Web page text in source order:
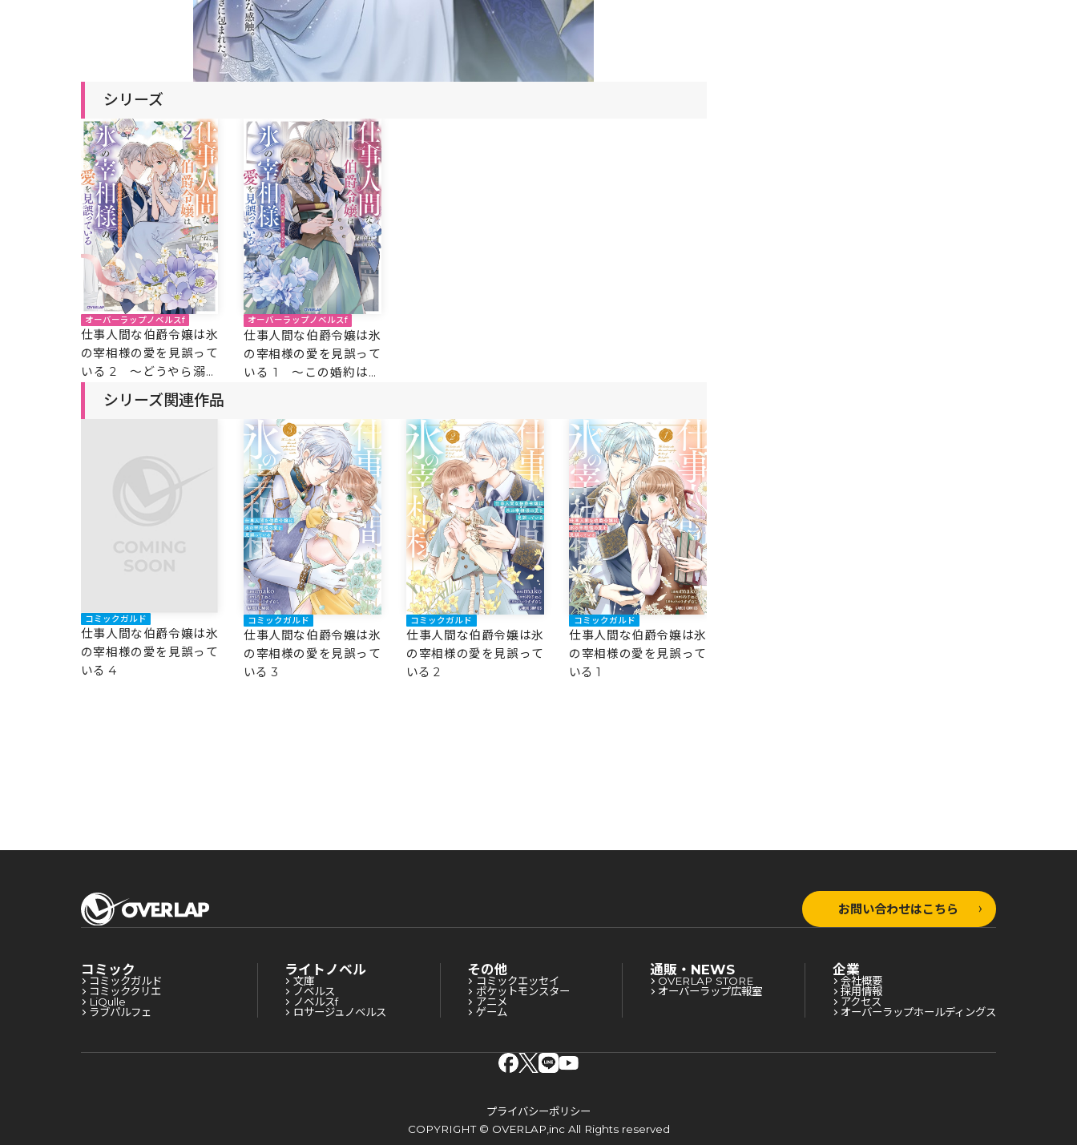
シリーズ
オーバーラップノベルスf
仕事人間な伯爵令嬢は氷
の宰相様の愛を見誤って
いる 2 ～どうやら溺愛
されているみたいです～
オーバーラップノベルスf
仕事人間な伯爵令嬢は氷
の宰相様の愛を見誤って
いる 1 ～この婚約は偽
シリーズ関連作品
コミックガルド
仕事人間な伯爵令嬢は氷
の宰相様の愛を見誤って
いる 4
コミックガルド
仕事人間な伯爵令嬢は氷
の宰相様の愛を見誤って
いる 3
コミックガルド
仕事人間な伯爵令嬢は氷
の宰相様の愛を見誤って
いる 2
コミックガルド
仕事人間な伯爵令嬢は氷
の宰相様の愛を見誤って
いる 1
お問い合わせはこちら
コミック
コミックガルド
コミッククリエ
LiQulle
ラブパルフェ
ライトノベル
文庫
ノベルス
ノベルスf
ロサージュノベルス
その他
コミックエッセイ
ポケットモンスター
アニメ
ゲーム
通販・NEWS
OVERLAP STORE
オーバーラップ広報室
企業
会社概要
採用情報
アクセス
オーバーラップホールディングス
プライバシーポリシー
COPYRIGHT © OVERLAP,inc All Rights reserved